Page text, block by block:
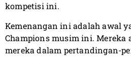
kompetisi ini.
Kemenangan ini adalah awal
Champions musim ini. Mereka
mereka dalam pertandingan-